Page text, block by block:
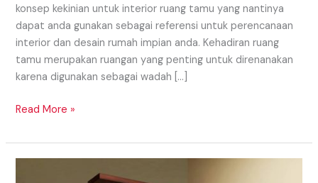
konsep kekinian untuk interior ruang tamu yang nantinya
dapat anda gunakan sebagai referensi untuk perencanaan
interior dan desain rumah impian anda. Kehadiran ruang
tamu merupakan ruangan yang penting untuk direnanakan
karena digunakan sebagai wadah […]
Read More »